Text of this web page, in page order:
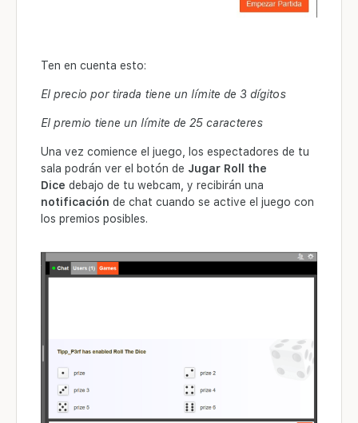
Ten en cuenta esto:
El precio por tirada tiene un límite de 3 dígitos
El premio tiene un límite de 25 caracteres
Una vez comience el juego, los espectadores de tu
sala podrán ver el botón de Jugar Roll the
Dice debajo de tu webcam, y recibirán una
notificación de chat cuando se active el juego con
los premios posibles.